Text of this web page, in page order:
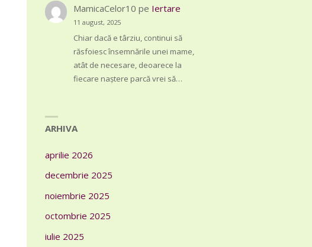
MamicaCelor10 pe Iertare
11 august, 2025
Chiar dacă e târziu, continui să
răsfoiesc însemnările unei mame,
atât de necesare, deoarece la
fiecare naștere parcă vrei să…
ARHIVA
aprilie 2026
decembrie 2025
noiembrie 2025
octombrie 2025
iulie 2025